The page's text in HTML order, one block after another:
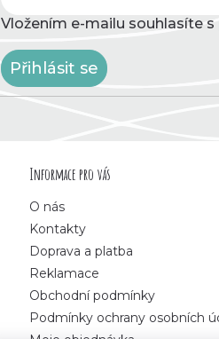
Vložením e-mailu souhlasíte s
Přihlásit se
Informace pro vás
O nás
Kontakty
Doprava a platba
Reklamace
Obchodní podmínky
Podmínky ochrany osobních